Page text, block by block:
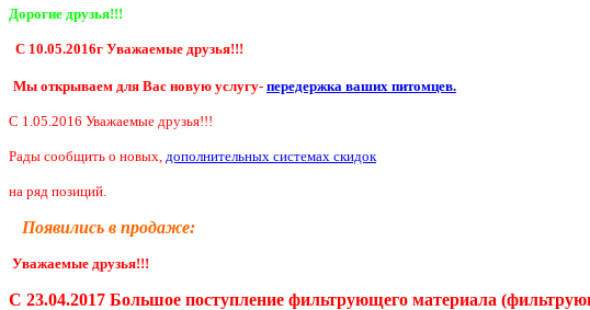
Дорогие друзья!!!
С 10.05.2016г Уважаемые друзья!!!
Мы открываем для Вас новую услугу- передержка ваших питомцев.
С 1.05.2016 Уважаемые друзья!!!
Рады сообщить о новых, дополнительных системах скидок
на ряд позиций.
Появились в продаже:
Уважаемые друзья!!!
С 23.04.2017 Большое поступление фильтрующего материала